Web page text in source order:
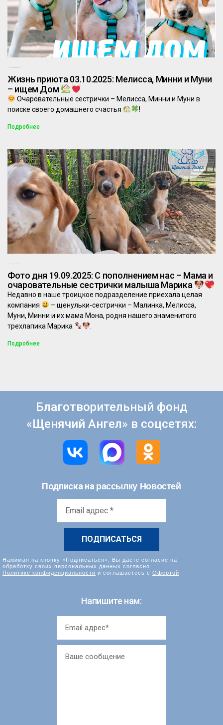
Жизнь приюта 03.10.2025: Мелисса, Минни и Муни
– ищем Дом
Очаровательные сестрички – Мелисса, Минни и Муни в
поиске своего домашнего счастья
!
Подробнее
Фото дня 19.09.2025: С пополнением нас – Мама и
очаровательные сестрички малыша Марика
Недавно в наше троицкое подразделение приехала целая
компания
– щенульки-сестрички – Малинка, Мелисса,
Муни, Минни и их мама Мона, родня нашего знаменитого
трехлапика Марика
Подробнее
Благотворительный фонд
«Щенячий Ангел» в соцсетях:
Подписка нарассылку Новостей
Нажимая на кнопку «Подписаться», Вы даете согласие на
обработку своих персональных данных согласно
Политике конфиденциальности и соглашаетесь с Офертой
Напишите нам: